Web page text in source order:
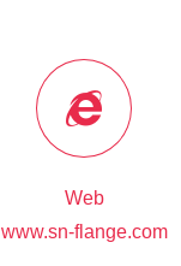
Web
www.sn-flange.com